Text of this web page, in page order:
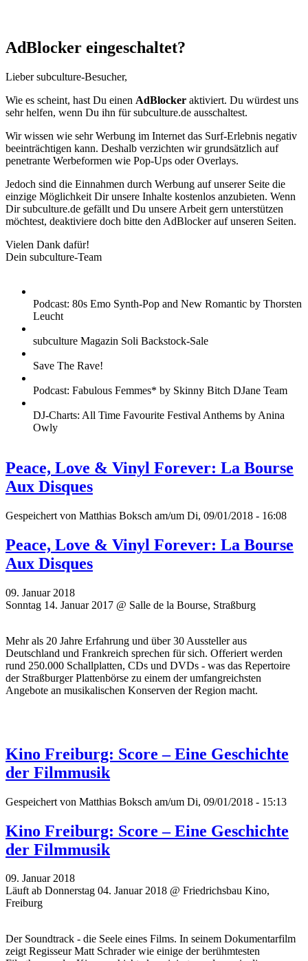
AdBlocker eingeschaltet?
Lieber subculture-Besucher,
Wie es scheint, hast Du einen AdBlocker aktiviert. Du würdest uns
sehr helfen, wenn Du ihn für subculture.de ausschaltest.
Wir wissen wie sehr Werbung im Internet das Surf-Erlebnis negativ
beeinträchtigen kann. Deshalb verzichten wir grundsätzlich auf
penetrante Werbeformen wie Pop-Ups oder Overlays.
Jedoch sind die Einnahmen durch Werbung auf unserer Seite die
einzige Möglichkeit Dir unsere Inhalte kostenlos anzubieten. Wenn
Dir subculture.de gefällt und Du unsere Arbeit gern unterstützen
möchtest, deaktiviere doch bitte den AdBlocker auf unseren Seiten.
Vielen Dank dafür!
Dein subculture-Team
Podcast: 80s Emo Synth-Pop and New Romantic by Thorsten
Leucht
subculture Magazin Soli Backstock-Sale
Save The Rave!
Podcast: Fabulous Femmes* by Skinny Bitch DJane Team
DJ-Charts: All Time Favourite Festival Anthems by Anina
Owly
Peace, Love & Vinyl Forever: La Bourse
Aux Disques
Gespeichert von Matthias Boksch am/um Di, 09/01/2018 - 16:08
Peace, Love & Vinyl Forever: La Bourse
Aux Disques
09. Januar 2018
Sonntag 14. Januar 2017 @ Salle de la Bourse, Straßburg
Mehr als 20 Jahre Erfahrung und über 30 Aussteller aus
Deutschland und Frankreich sprechen für sich. Offeriert werden
rund 250.000 Schallplatten, CDs und DVDs - was das Repertoire
der Straßburger Plattenbörse zu einem der umfangreichsten
Angebote an musikalischen Konserven der Region macht.
Kino Freiburg: Score – Eine Geschichte
der Filmmusik
Gespeichert von Matthias Boksch am/um Di, 09/01/2018 - 15:13
Kino Freiburg: Score – Eine Geschichte
der Filmmusik
09. Januar 2018
Läuft ab Donnerstag 04. Januar 2018 @ Friedrichsbau Kino,
Freiburg
Der Soundtrack - die Seele eines Films. In seinem Dokumentarfilm
zeigt Regisseur Matt Schrader wie einige der berühmtesten